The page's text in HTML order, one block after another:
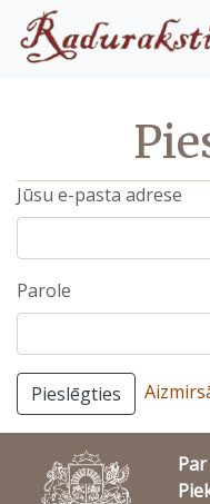
Jūsu e-pasta adrese
Parole
Pieslēgties